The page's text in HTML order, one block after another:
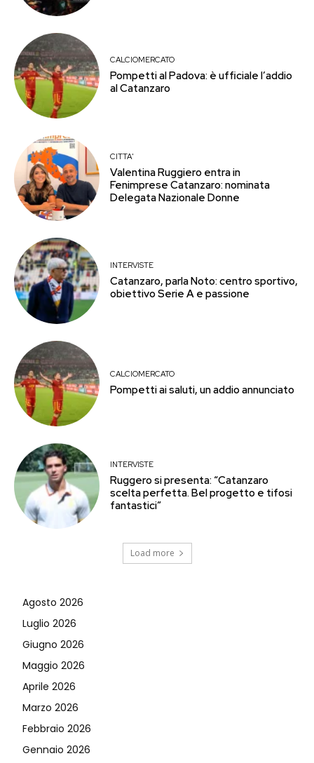
CALCIOMERCATO
Pompetti al Padova: è ufficiale l’addio
al Catanzaro
CITTA'
Valentina Ruggiero entra in
Fenimprese Catanzaro: nominata
Delegata Nazionale Donne
INTERVISTE
Catanzaro, parla Noto: centro sportivo,
obiettivo Serie A e passione
CALCIOMERCATO
Pompetti ai saluti, un addio annunciato
INTERVISTE
Ruggero si presenta: “Catanzaro
scelta perfetta. Bel progetto e tifosi
fantastici”
Load more
Agosto 2026
Luglio 2026
Giugno 2026
Maggio 2026
Aprile 2026
Marzo 2026
Febbraio 2026
Gennaio 2026